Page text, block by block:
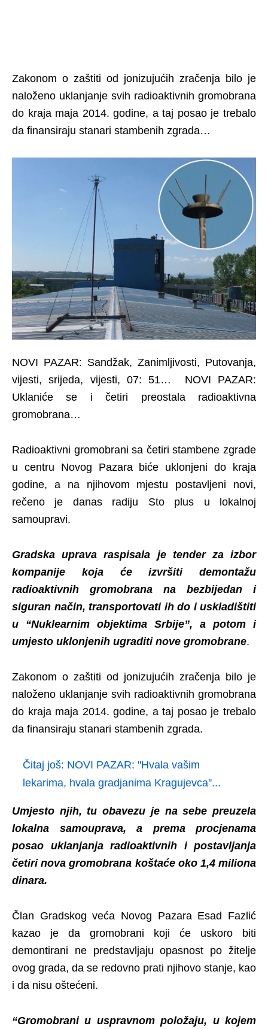
Zakonom o zaštiti od jonizujućih zračenja bilo je
naloženo uklanjanje svih radioaktivnih gromobrana
do kraja maja 2014. godine, a taj posao je trebalo
da finansiraju stanari stambenih zgrada…
NOVI PAZAR: Sandžak, Zanimljivosti, Putovanja,
vijesti, srijeda, vijesti, 07: 51… NOVI PAZAR:
Uklaniće se i četiri preostala radioaktivna
gromobrana…
Radioaktivni gromobrani sa četiri stambene zgrade
u centru Novog Pazara biće uklonjeni do kraja
godine, a na njihovom mjestu postavljeni novi,
rečeno je danas radiju Sto plus u lokalnoj
samoupravi.
Gradska uprava raspisala je tender za izbor
kompanije koja će izvršiti demontažu
radioaktivnih gromobrana na bezbijedan i
siguran način, transportovati ih do i uskladištiti
u “Nuklearnim objektima Srbije”, a potom i
umjesto uklonjenih ugraditi nove gromobrane.
Zakonom o zaštiti od jonizujućih zračenja bilo je
naloženo uklanjanje svih radioaktivnih gromobrana
do kraja maja 2014. godine, a taj posao je trebalo
da finansiraju stanari stambenih zgrada.
Čitaj još: NOVI PAZAR: ''Hvala vašim
lekarima, hvala gradjanima Kragujevca''...
Umjesto njih, tu obavezu je na sebe preuzela
lokalna samouprava, a prema procjenama
posao uklanjanja radioaktivnih i postavljanja
četiri nova gromobrana koštaće oko 1,4 miliona
dinara.
Član Gradskog veća Novog Pazara Esad Fazlić
kazao je da gromobrani koji će uskoro biti
demontirani ne predstavljaju opasnost po žitelje
ovog grada, da se redovno prati njihovo stanje, kao
i da nisu oštećeni.
“Gromobrani u uspravnom položaju, u kojem